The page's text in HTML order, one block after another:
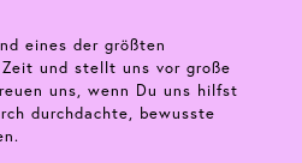
eines der größten
und stellt uns vor große
uns, wenn Du uns hilfst
durchdachte, bewusste